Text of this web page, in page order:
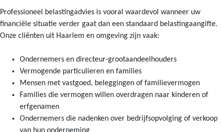
Professioneel belastingadvies is vooral waardevol wanneer uw
financiële situatie verder gaat dan een standaard belastingaangifte.
Onze cliënten uit Haarlem en omgeving zijn vaak:
Ondernemers en directeur-grootaandeelhouders
Vermogende particulieren en families
Mensen met vastgoed, beleggingen of familievermogen
Families die vermogen willen overdragen naar kinderen of
erfgenamen
Ondernemers die nadenken over bedrijfsopvolging of verkoop